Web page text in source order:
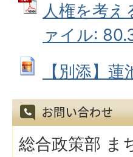
人権を考
ァイル:
【別添】
総合政策部 ま